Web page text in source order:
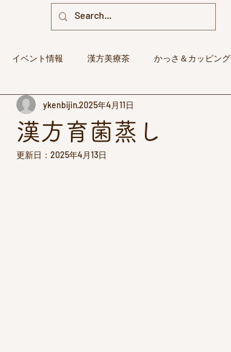
イベント情報 漢方美療茶 かっさ＆カッピング
療アイテム
漢方育菌蒸し
ykenbijin2025年4月11日
更新日： 2025年4月13日